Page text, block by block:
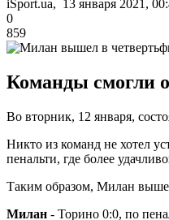
iSport.ua, 13 января 2021,
0
859
Команды смогли
Во вторник, 12 января,
Никто из команд не хотел
пенальти, где более
Таким образом, Милан
Милан - Торино 0:0, по